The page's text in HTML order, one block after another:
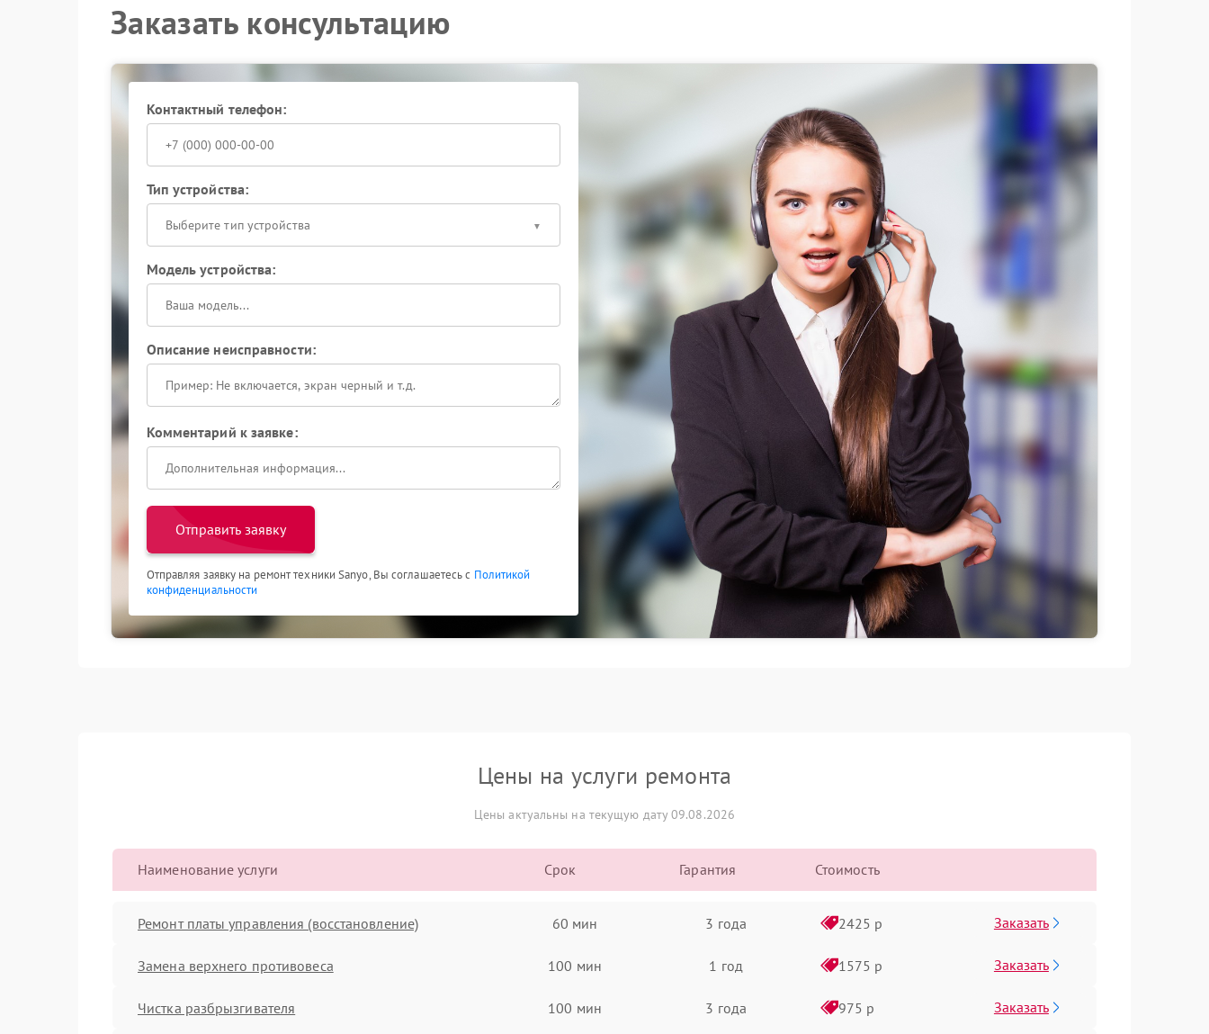
Заказать консультацию
Контактный телефон:
Тип устройства:
Выберите тип устройства
Модель устройства:
Описание неисправности:
Комментарий к заявке:
Отправить заявку
Отправляя заявку на ремонт техники Sanyo, Вы соглашаетесь с Политикой
конфиденциальности
Цены на услуги ремонта
Цены актуальны на текущую дату 09.08.2026
Наименование услуги Срок Гарантия Стоимость
Ремонт платы управления (восстановление) 60 мин 3 года 2425 р Заказать
Замена верхнего противовеса 100 мин 1 год 1575 р Заказать
Чистка разбрызгивателя 100 мин 3 года 975 р Заказать